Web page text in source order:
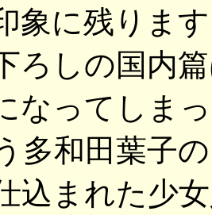
象に残りま
ろしの国内
なってしま
多和田葉子
込まれた少